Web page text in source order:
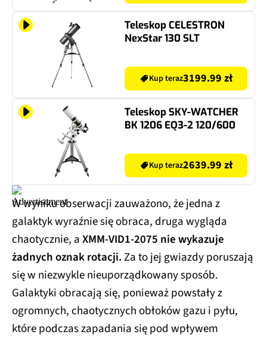
Teleskop CELESTRON
NexStar 130 SLT
Kup teraz3199.99 zł
Teleskop SKY-WATCHER
BK 1206 EQ3-2 120/600
Kup teraz2639.99 zł
W wyniku obserwacji zauważono, że jedna z
galaktyk wyraźnie się obraca, druga wygląda
chaotycznie, aXMM‑VID1‑2075 nie wykazuje
żadnych oznak rotacji.Za to jej gwiazdy poruszają
się w niezwykle nieuporządkowany sposób.
Galaktyki obracają się, ponieważ powstały z
ogromnych, chaotycznych obłoków gazu i pyłu,
które podczas zapadania się pod wpływem